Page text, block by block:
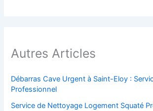
Autres Articles
Débarras Cave Urgent à Saint-Eloy :
Professionnel
Service de Nettoyage Logement Squaté